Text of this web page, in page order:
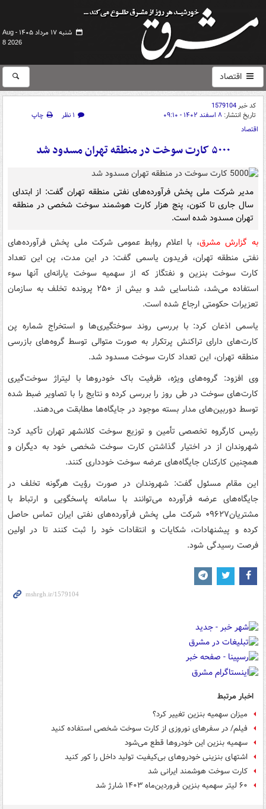
شنبه ۱۷ مرداد ۱۴۰۵ -
Aug
8 2026
اقتصاد
کد خبر1579104
تاریخ انتشار: ۸ اسفند ۱۴۰۲ - ۰۹:۱۰ ۱ نظر
چاپ
اقتصاد
۵۰۰۰ کارت سوخت در منطقه تهران مسدود شد
مدیر شرکت ملی پخش فرآورده‌های نفتی منطقه تهران گفت: از ابتدای
سال جاری تا کنون، پنج هزار کارت هوشمند سوخت شخصی در منطقه
تهران مسدود شده است.
به گزارش مشرق، با اعلام روابط عمومی شرکت ملی پخش فرآورده‌های
نفتی منطقه تهران، فریدون یاسمی گفت: در این مدت، پن این تعداد
کارت سوخت بنزین و نفتگاز که از سهمیه سوخت یارانه‌ای آنها سوء
استفاده می‌شد، شناسایی شد و بیش از ۲۵۰ پرونده تخلف به سازمان
تعزیرات حکومتی ارجاع شده است.
یاسمی اذعان کرد: با بررسی روند سوختگیری‌ها و استخراج شماره پن
کارت‌های دارای تراکنش پرتکرار به صورت متوالی توسط گروه‌های بازرسی
منطقه تهران، این تعداد کارت سوخت مسدود شد.
وی افزود: گروه‌های ویژه، ظرفیت باک خودروها با لیتراژ سوخت‌گیری
کارت‌های سوخت در طی روز را بررسی کرده و نتایج را با تصاویر ضبط شده
توسط دوربین‌های مدار بسته موجود در جایگاه‌ها مطابقت می‌دهند.
رئیس کارگروه تخصصی تأمین و توزیع سوخت کلانشهر تهران تأکید کرد:
شهروندان از در اختیار گذاشتن کارت سوخت شخصی خود به دیگران و
همچنین کارکنان جایگاه‌های عرضه سوخت خودداری کنند.
این مقام مسئول گفت: شهروندان در صورت رؤیت هرگونه تخلف در
جایگاه‌های عرضه فرآورده می‌توانند با سامانه پاسخگویی و ارتباط با
مشتریان۰۹۶۲۷ شرکت ملی پخش فرآورده‌های نفتی ایران تماس حاصل
کرده و پیشنهادات، شکایات و انتقادات خود را ثبت کنند تا در اولین
فرصت رسیدگی شود.
اخبار مرتبط
میزان سهمیه بنزین تغییر کرد؟
فیلم/ در سفرهای نوروزی از کارت سوخت شخصی استفاده کنید
سهمیه بنزین این خودروها قطع می‌شود
اشتهای بنزینی خودروهای بی‌کیفیت تولید داخل را کور کنید
کارت سوخت هوشمند ایرانی شد
۶۰ لیتر سهمیه بنزین فروردین‌ماه ۱۴۰۳ شارژ شد